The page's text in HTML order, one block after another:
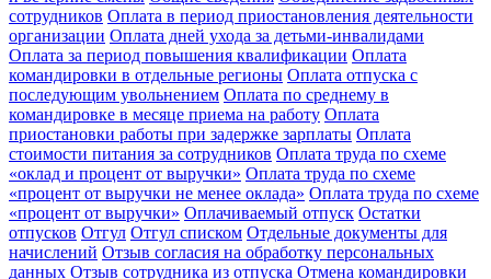
сотрудников Оплата в период приостановления деятельности
организации Оплата дней ухода за детьми-инвалидами
Оплата за период повышения квалификации Оплата
командировки в отдельные регионы Оплата отпуска с
последующим увольнением Оплата по среднему в
командировке в месяце приема на работу Оплата
приостановки работы при задержке зарплаты Оплата
стоимости питания за сотрудников Оплата труда по схеме
«оклад и процент от выручки» Оплата труда по схеме
«процент от выручки не менее оклада» Оплата труда по схеме
«процент от выручки» Оплачиваемый отпуск Остатки
отпусков Отгул Отгул списком Отдельные документы для
начислений Отзыв согласия на обработку персональных
данных Отзыв сотрудника из отпуска Отмена командировки